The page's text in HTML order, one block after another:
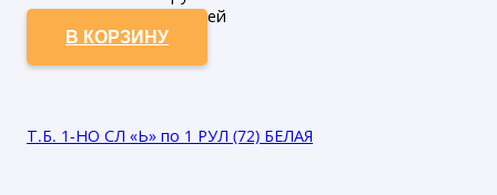
32.71₽ - от 50.000 рублей
В КОРЗИНУ
Т.Б. 1-НО СЛ «Ь» по 1 РУЛ (72) БЕЛАЯ